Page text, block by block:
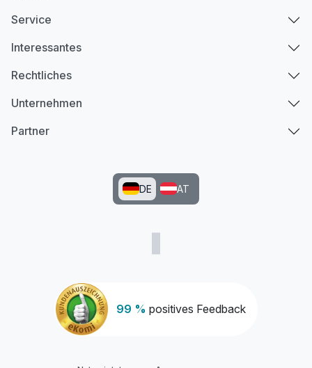
99 % positives Feedback
Service
Interessantes
Rechtliches
Unternehmen
Partner
DE AT